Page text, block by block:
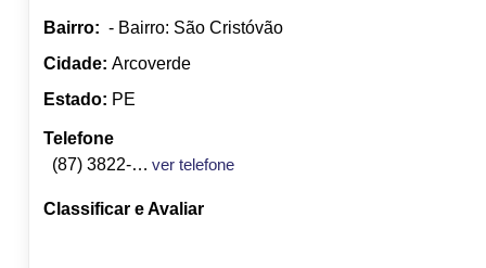
Bairro: - Bairro: São Cristóvão
Cidade: Arcoverde
Estado: PE
Telefone
(87) 3822-1542
ver telefone
Classificar e Avaliar